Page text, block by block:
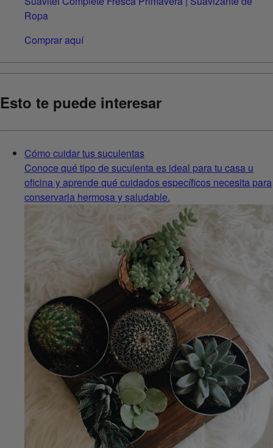
Ropa
Comprar aquí
Esto te puede interesar
Cómo cuidar tus suculentas
Conoce qué tipo de suculenta es ideal para tu casa u
oficina y aprende qué cuidados específicos necesita para
conservarla hermosa y saludable.